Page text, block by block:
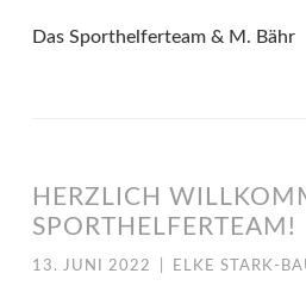
Das Sporthelferteam & M. Bähr
HERZLICH
SPORTHELFERTEAM!
13. JUNI 2022 ELKE STARK-